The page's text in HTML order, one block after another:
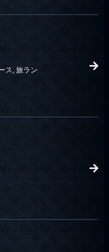
ス, 旅ラン